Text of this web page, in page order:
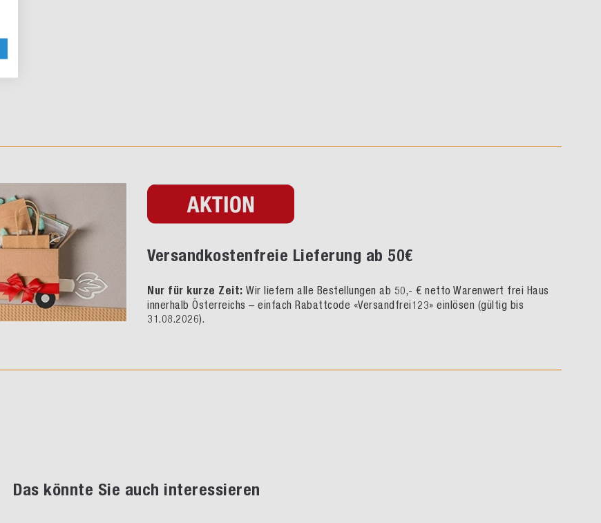
Versandkostenfreie Lieferung ab 50€
Nur für kurze Zeit: Wir liefern alle Bestellungen ab 50,- € netto Warenwert frei Haus
innerhalb Österreichs – einfach Rabattcode «Versandfrei123» einlösen (gültig bis
31.08.2026).
Das könnte Sie auch interessieren